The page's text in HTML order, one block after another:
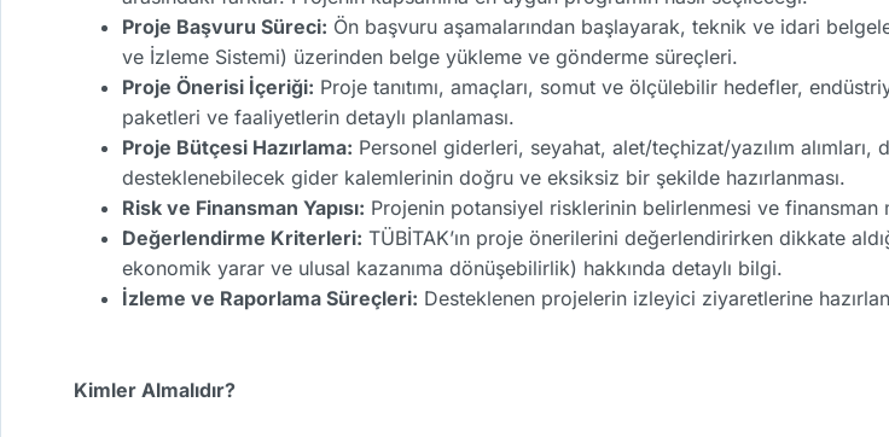
Proje Başvuru Süreci: Ön başvuru aşamalarından başlayarak, teknik ve idari
ve İzleme Sistemi) üzerinden belge yükleme ve gönderme süreçleri.
Proje Önerisi İçeriği: Proje tanıtımı, amaçları, somut ve ölçülebilir hedefler,
paketleri ve faaliyetlerin detaylı planlaması.
Proje Bütçesi Hazırlama: Personel giderleri, seyahat, alet/teçhizat/yazılım alımları,
desteklenebilecek gider kalemlerinin doğru ve eksiksiz bir şekilde hazırlanması.
Risk ve Finansman Yapısı: Projenin potansiyel risklerinin belirlenmesi ve finansman
Değerlendirme Kriterleri: TÜBİTAK’ın proje önerilerini değerlendirirken dikkate
ekonomik yarar ve ulusal kazanıma dönüşebilirlik) hakkında detaylı bilgi.
İzleme ve Raporlama Süreçleri: Desteklenen projelerin izleyici ziyaretlerine
Kimler Almalıdır?